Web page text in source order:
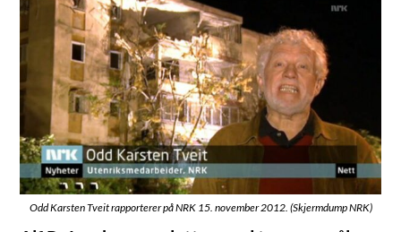
Odd Karsten Tveit rapporterer på NRK 15. november 2012. (Skjermdump NRK)